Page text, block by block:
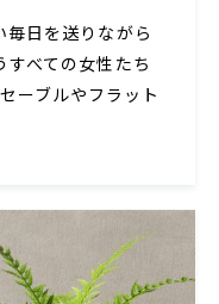
日を送りながら
べての女性たち
ーブルやフラット